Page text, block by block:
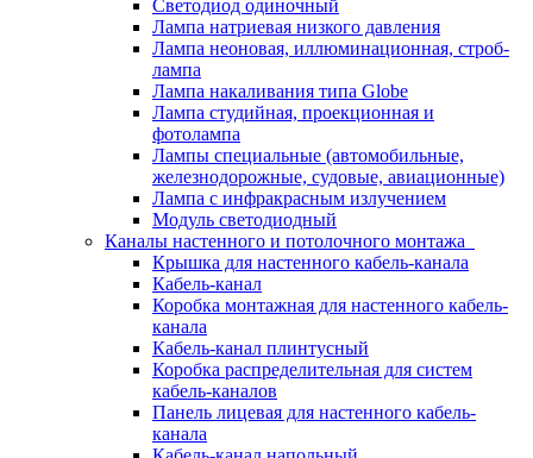
Светодиод одиночный
Лампа натриевая низкого давления
Лампа неоновая, иллюминационная, строб-
лампа
Лампа накаливания типа Globe
Лампа студийная, проекционная и
фотолампа
Лампы специальные (автомобильные,
железнодорожные, судовые, авиационные)
Лампа с инфракрасным излучением
Модуль светодиодный
Каналы настенного и потолочного монтажа
Крышка для настенного кабель-канала
Кабель-канал
Коробка монтажная для настенного кабель-
канала
Кабель-канал плинтусный
Коробка распределительная для систем
кабель-каналов
Панель лицевая для настенного кабель-
канала